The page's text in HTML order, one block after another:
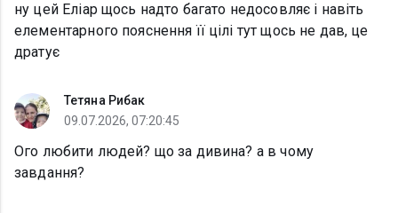
ну цей Еліар щось надто багато недосовляє і навіть
елементарного пояснення її цілі тут щось не дав, це
дратує
Тетяна Рибак
09.07.2026, 07:20:45
Ого любити людей? що за дивина? а в чому
завдання?